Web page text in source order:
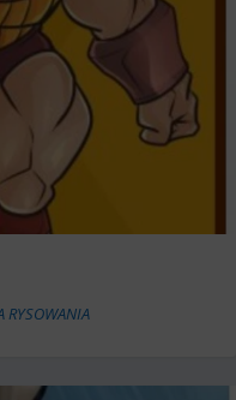
RYSOWANIA